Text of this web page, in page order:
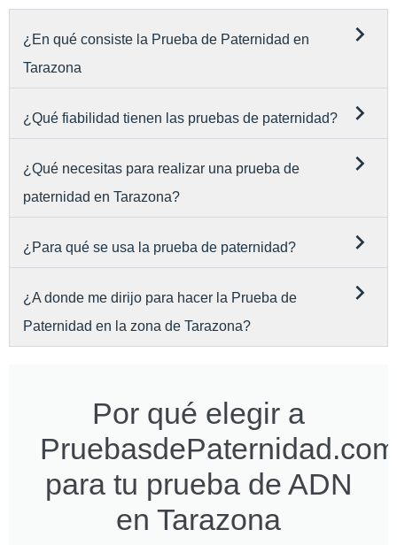
¿En qué consiste la Prueba de Paternidad en
Tarazona
¿Qué fiabilidad tienen las pruebas de paternidad?
¿Qué necesitas para realizar una prueba de
paternidad en Tarazona?
¿Para qué se usa la prueba de paternidad?
¿A donde me dirijo para hacer la Prueba de
Paternidad en la zona de Tarazona?
Por qué elegir a
PruebasdePaternidad.com
para tu prueba de ADN
en Tarazona